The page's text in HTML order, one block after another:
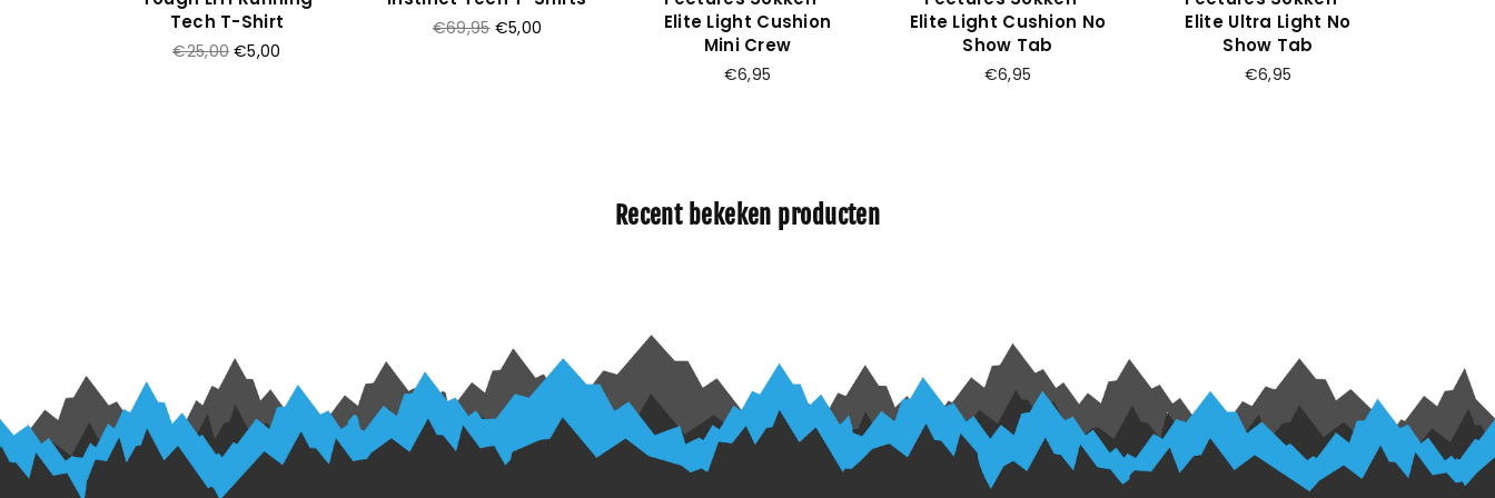
Tech T-Shirt
Prijs
€25,00 €5,00
Prijs
€69,95 €5,00
Elite Light Cushion
Mini Crew
Prijs
€6,95
Elite Light Cushion No
Show Tab
Prijs
€6,95
Elite Ultra Light No
Show Tab
Prijs
€6,95
Recent bekeken producten